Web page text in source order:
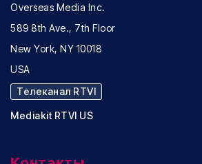
Overseas Media Inc.
589 8th Ave., 7th Floor
New York, NY 10018
USA
Телеканал RTVI
Mediakit RTVI US